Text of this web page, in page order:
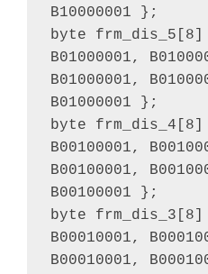
B10000001 };
byte frm_dis_5[8]
B01000001,
B01000001,
B01000001 };
byte frm_dis_4[8]
B00100001,
B00100001,
B00100001 };
byte frm_dis_3[8]
B00010001,
B00010001,